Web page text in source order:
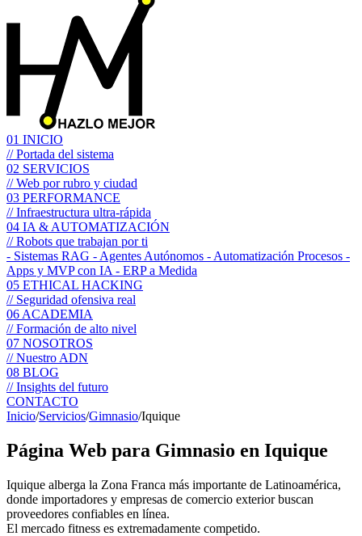
01 INICIO
// Portada del sistema
02 SERVICIOS
// Web por rubro y ciudad
03 PERFORMANCE
// Infraestructura ultra-rápida
04 IA & AUTOMATIZACIÓN
// Robots que trabajan por ti
- Sistemas RAG - Agentes Autónomos - Automatización Procesos -
Apps y MVP con IA - ERP a Medida
05 ETHICAL HACKING
// Seguridad ofensiva real
06 ACADEMIA
// Formación de alto nivel
07 NOSOTROS
// Nuestro ADN
08 BLOG
// Insights del futuro
CONTACTO
Inicio/Servicios/Gimnasio/Iquique
Página Web para Gimnasio en Iquique
Iquique alberga la Zona Franca más importante de Latinoamérica,
donde importadores y empresas de comercio exterior buscan
proveedores confiables en línea.
El mercado fitness es extremadamente competido.